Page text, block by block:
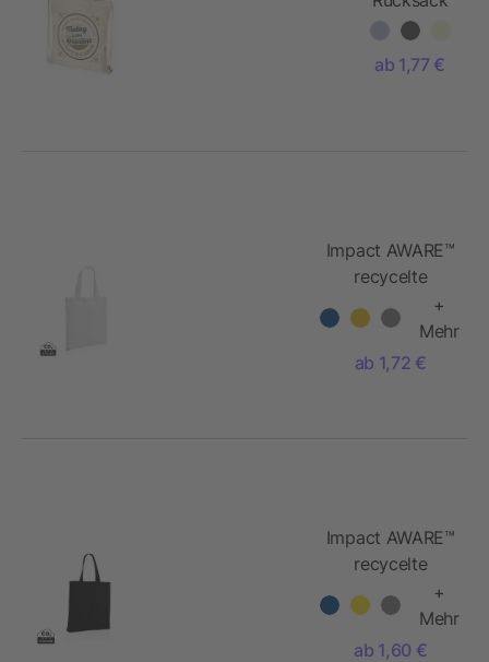
mit
aus
ab 1,77 €
Impact AWARE™
recycelte
Baumwolltasche
145gr
+
Mehr
ab 1,72 €
Impact AWARE™
recycelte
Baumwolltasche
145gr mit
Boden
+
Mehr
ab 1,60 €